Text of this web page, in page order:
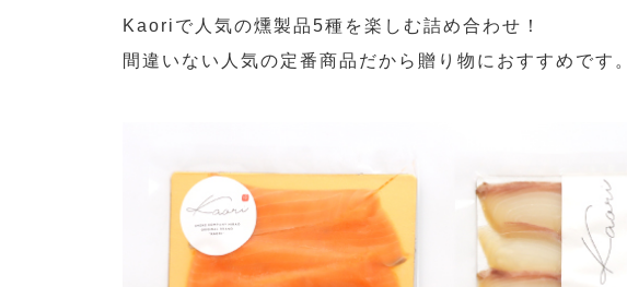
Kaoriで人気の燻製品5種を楽しむ詰め合わせ！
間違いない人気の定番商品だから贈り物におすすめです。